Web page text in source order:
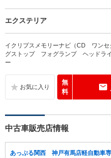
エクステリア
イクリプスメモリーナビ（CD ワン
グストップ フォグランプ ヘッドラ
ー
無
料
中古車販売店情報
あっぷる関西 神戸有馬店軽自動車